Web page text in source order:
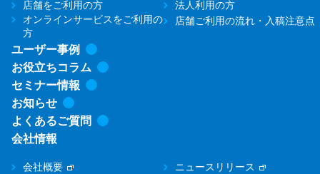
店舗をご利用の方
法人利用の方
オンラインサービスをご利用の
方
店舗ご利用の流れ・入稿注意点
ユーザー事例
お役立ちコラム
セミナー情報
お知らせ
よくあるご質問
会社情報
会社概要
ニュースリリース